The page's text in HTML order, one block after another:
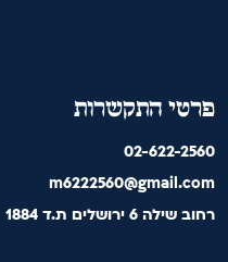
פרטי התקשרות
02-622-2560
m6222560@gmail.com
רחוב שילה 6 ירושלים ת.ד 1884